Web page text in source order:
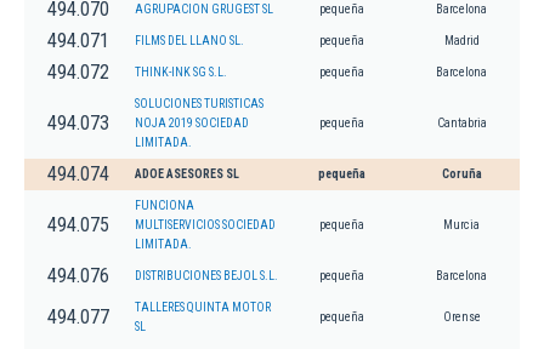
494.070 AGRUPACION GRUGEST SL pequeña Barcelona
494.071 FILMS DEL LLANO SL. pequeña Madrid
494.072 THINK-INK SG S.L. pequeña Barcelona
494.073
SOLUCIONES TURISTICAS
NOJA 2019 SOCIEDAD
LIMITADA.
pequeña Cantabria
494.074 ADOE ASESORES SL pequeña Coruña
494.075
FUNCIONA
MULTISERVICIOS SOCIEDAD
LIMITADA.
pequeña Murcia
494.076 DISTRIBUCIONES BEJOL S.L. pequeña Barcelona
494.077
TALLERES QUINTA MOTOR
SL
pequeña Orense